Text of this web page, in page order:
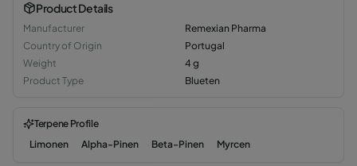
Product Details
Manufacturer
Remexian Pharma
Country of Origin
Portugal
Weight
4 g
Product Type
Blueten
Terpene Profile
Limonen
Alpha-Pinen Beta-Pinen Myrcen